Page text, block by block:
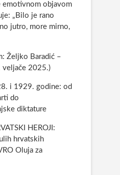
emotivnom objavom
„Bilo je rano
jutro, more mirno,
Željko Baradić –
veljače 2025.)
i 1929. godine: od
do
diktature
HEROJI:
hrvatskih
Oluja za